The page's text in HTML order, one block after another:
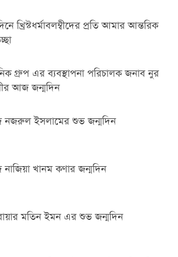
খ্রিস্টধর্মাবলম্বীদের প্রতি আমার আন্তরিক
গ্রুপ এর ব্যবস্থাপনা পরিচালক জনাব নুর
আজ জন্মদিন
ইসলামের শুভ জন্মদিন
খানম কণার জন্মদিন
মতিন ইমন এর শুভ জন্মদিন